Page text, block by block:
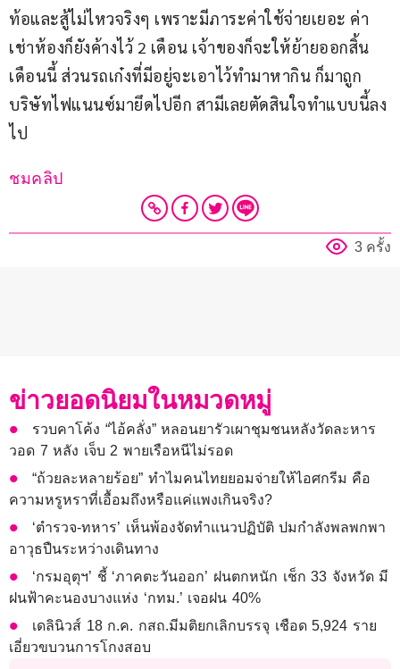
ท้อและสู้ไม่ไหวจริงๆ เพราะมีภาระค่าใช้จ่ายเยอะ ค่า
เช่าห้องก็ยังค้างไว้ 2 เดือน เจ้าของก็จะให้ย้ายออกสิ้น
เดือนนี้ ส่วนรถเก๋งที่มีอยู่จะเอาไว้ทำมาหากิน ก็มาถูก
บริษัทไฟแนนซ์มายึดไปอีก สามีเลยตัดสินใจทำแบบนี้ลง
ไป
ชมคลิป
3 ครั้ง
ข่าวยอดนิยมในหมวดหมู่
รวบคาโค้ง “ไอ้คลั่ง” หลอนยารัวเผาชุมชนหลังวัดละหาร
วอด 7 หลัง เจ็บ 2 พายเรือหนีไม่รอด
“ถ้วยละหลายร้อย” ทำไมคนไทยยอมจ่ายให้ไอศกรีม คือ
ความหรูหราที่เอื้อมถึงหรือแค่แพงเกินจริง?
‘ตำรวจ-ทหาร’ เห็นพ้องจัดทำแนวปฏิบัติ ปมกำลังพลพกพา
อาวุธปืนระหว่างเดินทาง
‘กรมอุตุฯ’ ชี้ ‘ภาคตะวันออก’ ฝนตกหนัก เช็ก 33 จังหวัด มี
ฝนฟ้าคะนองบางแห่ง ‘กทม.’ เจอฝน 40%
เดลินิวส์ 18 ก.ค. กสถ.มีมติยกเลิกบรรจุ เชือด 5,924 ราย
เอี่ยวขบวนการโกงสอบ